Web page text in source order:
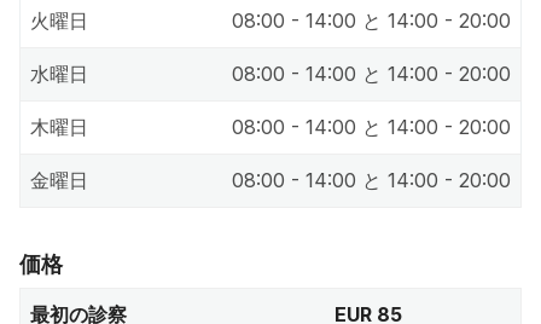
火曜日 08:00 - 14:00 と 14:00 - 20:00
水曜日 08:00 - 14:00 と 14:00 - 20:00
木曜日 08:00 - 14:00 と 14:00 - 20:00
金曜日 08:00 - 14:00 と 14:00 - 20:00
価格
最初の診察 EUR 85